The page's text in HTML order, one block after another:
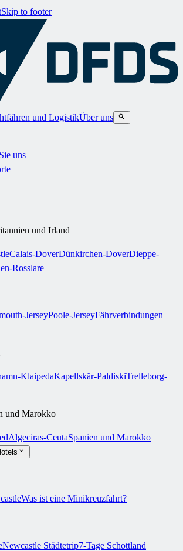
Skip to footer
und LogistikÜber uns
uns
und Irland
Calais-DoverDünkirchen-DoverDieppe-
Rosslare
JerseyPoole-JerseyFährverbindungen
KlaipedaKapellskär-PaldiskiTrelleborg-
und Marokko
Algeciras-CeutaSpanien und Marokko
Was ist eine Minikreuzfahrt?
Newcastle Städtetrip7-Tage Schottland